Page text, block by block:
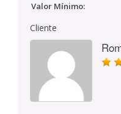
Valor Mínimo:
Cliente